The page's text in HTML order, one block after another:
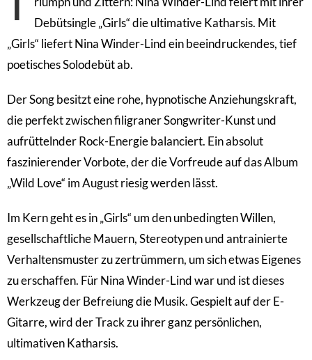
Debütsingle „Girls“ die ultimative Katharsis. Mit
„Girls“ liefert Nina Winder-Lind ein beeindruckendes, tief
poetisches Solodebüt ab.
Der Song besitzt eine rohe, hypnotische Anziehungskraft,
die perfekt zwischen filigraner Songwriter-Kunst und
aufrüttelnder Rock-Energie balanciert. Ein absolut
faszinierender Vorbote, der die Vorfreude auf das Album
„Wild Love“ im August riesig werden lässt.
Im Kern geht es in „Girls“ um den unbedingten Willen,
gesellschaftliche Mauern, Stereotypen und antrainierte
Verhaltensmuster zu zertrümmern, um sich etwas Eigenes
zu erschaffen. Für Nina Winder-Lind war und ist dieses
Werkzeug der Befreiung die Musik. Gespielt auf der E-
Gitarre, wird der Track zu ihrer ganz persönlichen,
ultimativen Katharsis.